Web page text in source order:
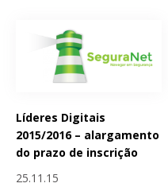
Líderes Digitais
2015/2016 – alargamento
do prazo de inscrição
25.11.15